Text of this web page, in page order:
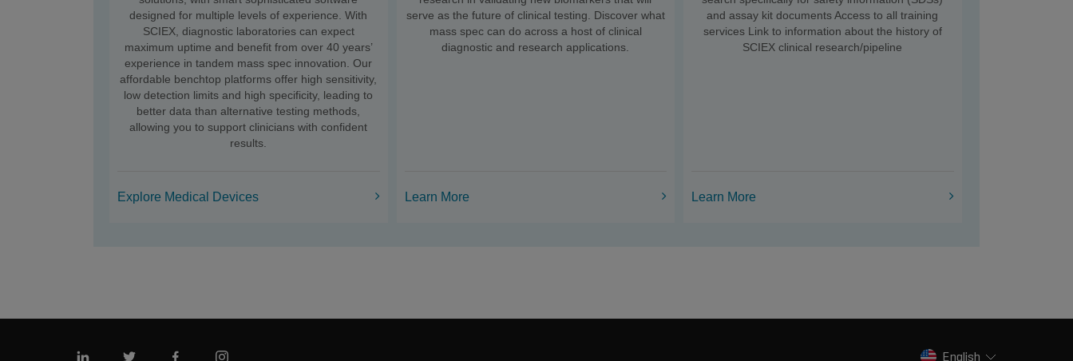
designed for multiple levels of experience. With
SCIEX, diagnostic laboratories can expect
maximum uptime and benefit from over 40 years’
experience in tandem mass spec innovation. Our
affordable benchtop platforms offer high sensitivity,
low detection limits and high specificity, leading to
better data than alternative testing methods,
allowing you to support clinicians with confident
results.
Explore Medical Devices
serve as the future of clinical testing. Discover what
mass spec can do across a host of clinical
diagnostic and research applications.
Learn More
and assay kit documents Access to all training
services Link to information about the history of
SCIEX clinical research/pipeline
Learn More
English